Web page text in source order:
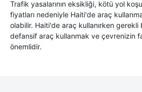
Trafik yasalarının eksikliği, kötü yol
fiyatları nedeniyle Haiti'de araç
olabilir. Haiti'de araç kullanırken
defansif araç kullanmak ve çevrenizin
önemlidir.